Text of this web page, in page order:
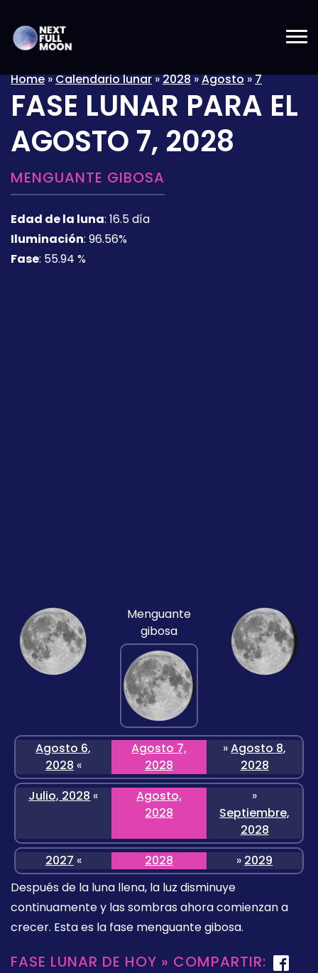
Home»Calendario lunar»2028»Agosto»7
FASE LUNAR PARA EL
AGOSTO 7, 2028
MENGUANTE GIBOSA
Edad de la luna: 16.5 día
Iluminación: 96.56%
Fase: 55.94 %
Menguante
gibosa
Agosto 6,
2028 «
Agosto 7,
2028
»Agosto 8,
2028
Julio, 2028 «
Agosto,
2028
»
Septiembre,
2028
2027 « 2028 » 2029
Después de la luna llena, la luz disminuye
continuamente y las sombras ahora comienzan a
crecer. Esta es la fase menguante gibosa.
FASE LUNAR DE HOY » COMPARTIR: